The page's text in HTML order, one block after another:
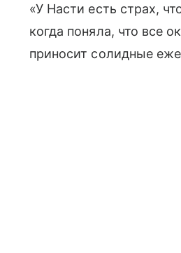
«У Насти есть страх,
когда поняла, что все
приносит солидные